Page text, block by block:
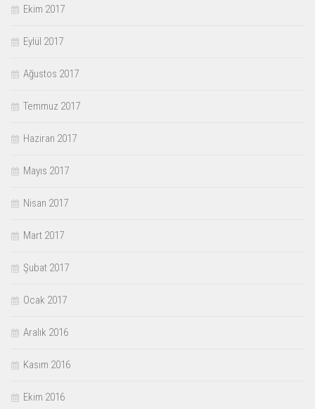
Ekim 2017
Eylül 2017
Ağustos 2017
Temmuz 2017
Haziran 2017
Mayıs 2017
Nisan 2017
Mart 2017
Şubat 2017
Ocak 2017
Aralık 2016
Kasım 2016
Ekim 2016